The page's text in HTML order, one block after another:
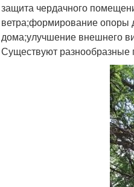
защита чердачного
ветра;формирование опоры
дома;улучшение внешнего
Существуют